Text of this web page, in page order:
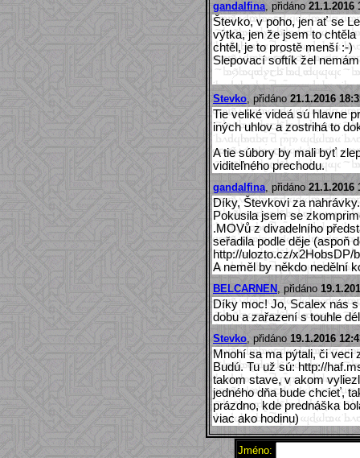
gandalfina, přidáno 21.1.2016
Števko, v poho, jen ať se
výtka, jen že jsem to
chtěl, je to prostě menší :-)
Slepovací softík žel
Stevko , přidáno 21.1.2016
Tie veliké videá sú hlavne
iných uhlov a zostrihá to
A tie súbory by mali byť
viditeľného prechodu.
gandalfina , přidáno 21.1.2016
Díky, Števkovi za
Pokusila jsem se
.MOVů z divadelního
seřadila podle děje (aspoň
http://ulozto.cz/x2HobsDP/
A neměl by někdo nedělní
BELCARNEN , přidáno
Díky moc! Jo, Scalex nás
dobu a zařazení s touhle
Stevko , přidáno 19.1.2016
Mnohí sa ma pýtali, či veci
Budú. Tu už sú: http://
takom stave, v akom
jedného dňa bude chcieť,
prázdno, kde prednáška
viac ako hodinu)
Jméno: